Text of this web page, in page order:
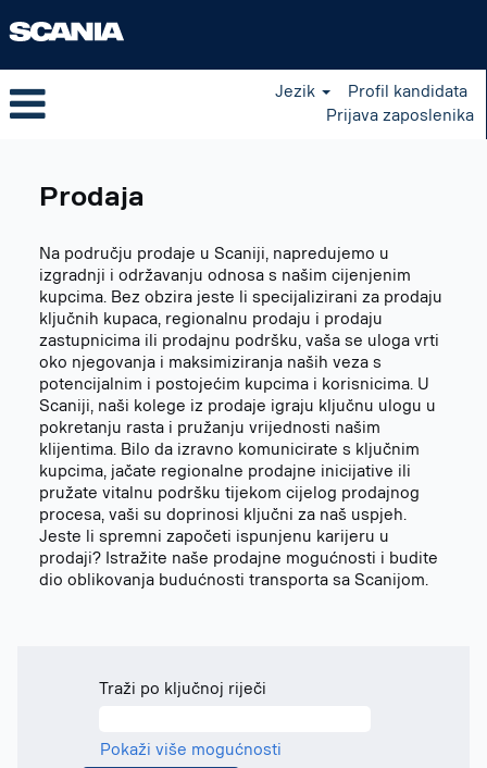
Jezik
Profil kandidata
Prijava zaposlenika
Prodaja
Na području prodaje u Scaniji, napredujemo u
izgradnji i održavanju odnosa s našim cijenjenim
kupcima. Bez obzira jeste li specijalizirani za prodaju
ključnih kupaca, regionalnu prodaju i prodaju
zastupnicima ili prodajnu podršku, vaša se uloga vrti
oko njegovanja i maksimiziranja naših veza s
potencijalnim i postojećim kupcima i korisnicima. U
Scaniji, naši kolege iz prodaje igraju ključnu ulogu u
pokretanju rasta i pružanju vrijednosti našim
klijentima. Bilo da izravno komunicirate s ključnim
kupcima, jačate regionalne prodajne inicijative ili
pružate vitalnu podršku tijekom cijelog prodajnog
procesa, vaši su doprinosi ključni za naš uspjeh.
Jeste li spremni započeti ispunjenu karijeru u
prodaji? Istražite naše prodajne mogućnosti i budite
dio oblikovanja budućnosti transporta sa Scanijom.
Traži po ključnoj riječi
Pokaži više mogućnosti